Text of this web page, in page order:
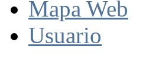
Mapa Web
Usuario